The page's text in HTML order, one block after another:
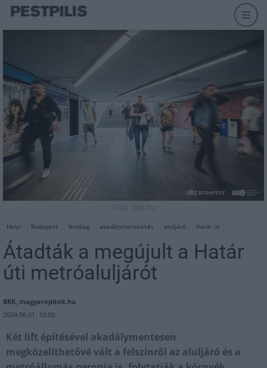
Fotó: bkk.hu
Helyi Budapest Strabag akadálymentesítés aluljáró Határ út
Átadták a megújult a Határ
úti metróaluljárót
BKK, magyarepitok.hu
2024.06.01. 10:00
Két lift építésével akadálymentesen
megközelíthetővé vált a felszínről az aluljáró és a